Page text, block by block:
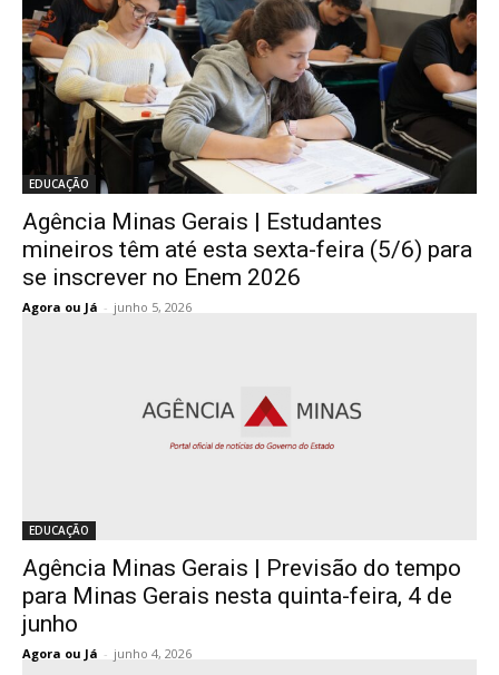
EDUCAÇÃO
Agência Minas Gerais | Estudantes
mineiros têm até esta sexta-feira (5/6) para
se inscrever no Enem 2026
Agora ou Já - junho 5, 2026
EDUCAÇÃO
Agência Minas Gerais | Previsão do tempo
para Minas Gerais nesta quinta-feira, 4 de
junho
Agora ou Já - junho 4, 2026